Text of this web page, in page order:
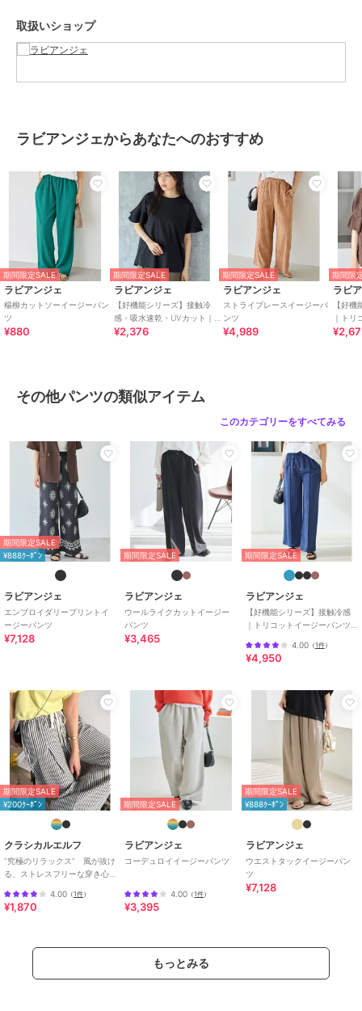
---------------------------------------
【お買いものをよりお楽しみいただく為に♪】
▼商品のお気に入り登録(ハートマークをクリック)
お気に入りアイテムの完売カラーの再入荷通知や、ラスト１点の通
知、セールの通知も受け取ることができます。
▼ブランドのお気に入り登録
新商品や再入荷など、クーポン配布などのお得な情報を受け取ること
ができます。
■商品注意事項■
際の色味と異なって見える場合がございます。予めご了承ください。
※末永く愛用頂く為に、アテンションタグ・洗濯ネームを必ずご確認
※生産時期により色味が多少異なる場合がございます。
※旧品番と新規品番でサイズが異なります。予めご了承ください。
[型番:5760088]
期間限定セール開催中
ブランド ラビアンジェ
商品カテゴリ パンツ ／その他パンツ
性別タイプ
レディース
サイズ M,LL,3L,4L,5L
素材
表地ポリエステル 99%
ポリウレタン 1%
裏地ポリエステル100%
商品のお取り扱い方法
お手入れ 手洗い可
特徴
カットソー素材
ポリエステル素
材/無地 /その他柄/洗える/
ルーズストレート
ワイド・バギー/ストレートパン
ツ/ミッドライズ
カットソー素材/ポリエステル素
取扱いショップ
ラビアンジェからあなたへのおすすめ
期間限定SALE
ラビアンジェ
楊柳カットソーイージーパン
ツ
¥880
期間限定SALE
ラビアンジェ
【好機能シリーズ】接触冷
感・吸水速乾・UVカット｜フ
レアスリーブタックプルオー
¥2,376
期間限定SALE
ラビアンジェ
ストライプレースイージーパ
ンツ
¥4,989
期間限
ラビ
【好
｜トリ
オーバ
その他パンツの類似アイテム
このカテゴリーをすべてみる
期間限定SALE
¥888ｸｰﾎﾟﾝ
ラビアンジェ
エンブロイダリープリントイ
ージーパンツ
¥7,128
期間限定SALE
ラビアンジェ
ウールライクカットイージー
パンツ
¥3,465
期間限定SALE
ラビアンジェ
【好機能シリーズ】接触冷感
｜トリコットイージーパンツ
ットアップ対応
4.00（1件）
¥4,950
期間限定SALE
¥200ｸｰﾎﾟﾝ
クラシカルエルフ
”究極のリラックス” 風が抜け
る、ストレスフリーな穿き心
ドカーブパンツ
4.00 （1件）
¥1,870
期間限定SALE
ラビアンジェ
コーデュロイイージーパンツ
4.00 （1件）
¥3,395
期間限定SALE
¥888ｸｰﾎﾟﾝ
ラビアンジェ
ウエストタックイージーパン
ツ
¥7,128
もっとみる